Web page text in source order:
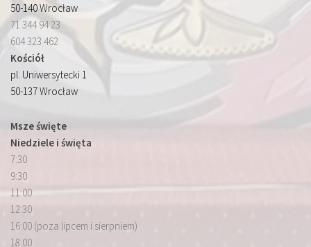
50-140 Wrocław
71 344 94 23
604 323 462
Kościół
pl. Uniwersytecki 1
50-137 Wrocław
Msze święte
Niedziele i święta
7:30
9:30
11:00
12:30
16:00 (poza lipcem i sierpniem)
18:00